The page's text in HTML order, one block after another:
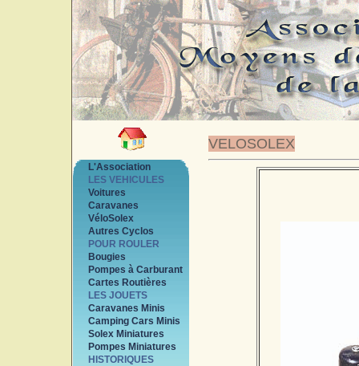
VELOSOLEX
L'Association
LES VEHICULES
Voitures
Caravanes
VéloSolex
Autres Cyclos
POUR ROULER
Bougies
Pompes à Carburant
Cartes Routières
LES JOUETS
Caravanes Minis
Camping Cars Minis
Solex Miniatures
Pompes Miniatures
HISTORIQUES